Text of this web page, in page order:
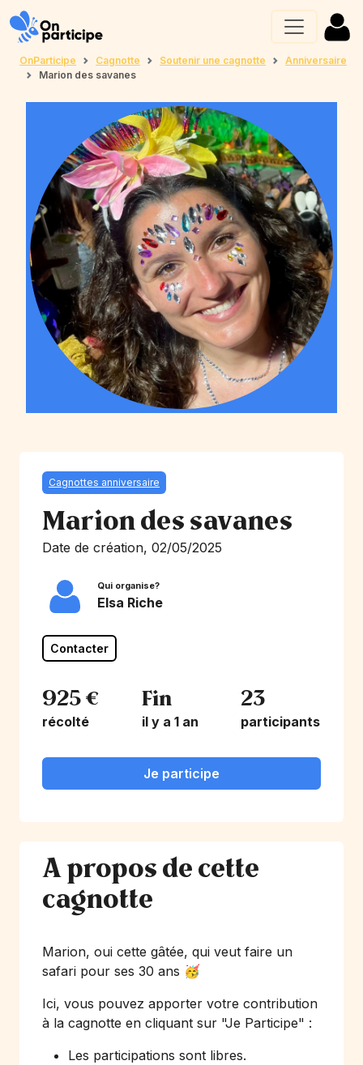
OnParticipe Cagnotte Soutenir une cagnotte
Anniversaire
Marion des savanes
Cagnottes anniversaire
Marion des savanes
Date de création, 02/05/2025
Qui organise?
Elsa Riche
Contacter
925 €
récolté
Fin
il y a 1 an
23
participants
Je participe
A propos de cette
cagnotte
Marion, oui cette gâtée, qui veut faire un
safari pour ses 30 ans 🥳
Ici, vous pouvez apporter votre contribution
à la cagnotte en cliquant sur "Je Participe" :
Les participations sont libres.